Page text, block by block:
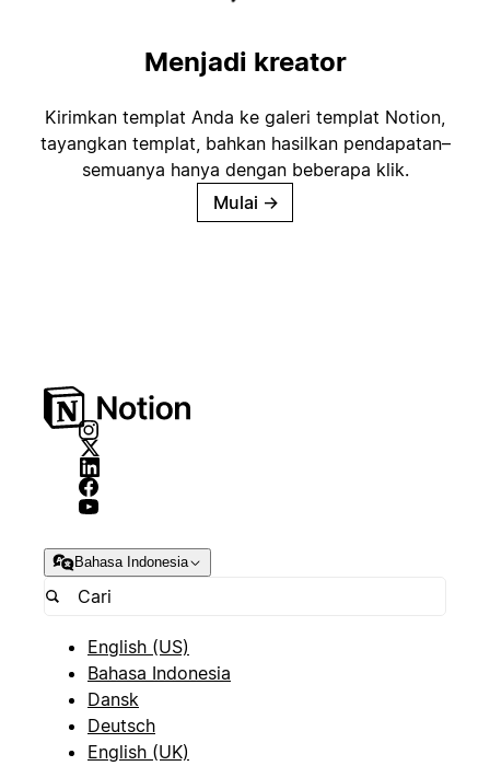
Menjadi kreator
Kirimkan templat Anda ke galeri templat Notion,
tayangkan templat, bahkan hasilkan pendapatan–
semuanya hanya dengan beberapa klik.
Mulai →
Bahasa Indonesia
English (US)
Bahasa Indonesia
Dansk
Deutsch
English (UK)